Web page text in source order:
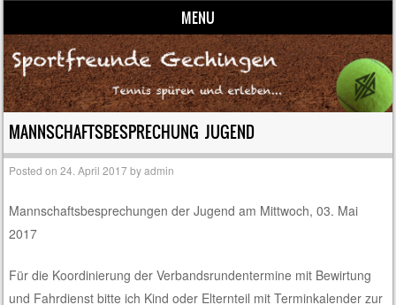
MENU
Skip to content
MANNSCHAFTSBESPRECHUNG JUGEND
Posted on24. April 2017byadmin
Mannschaftsbesprechungen der Jugend am Mittwoch, 03. Mai
2017
Für die Koordinierung der Verbandsrundentermine mit Bewirtung
und Fahrdienst bitte ich Kind oder Elternteil mit Terminkalender zur